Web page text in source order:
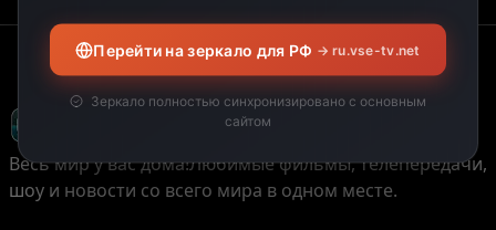
Весь мир у вас дома!Любимые фильмы, телепередачи,
шоу и новости со всего мира в одном месте.
Перейти на зеркало для РФ → ru.vse-tv.net
Зеркало полностью синхронизировано с основным
сайтом